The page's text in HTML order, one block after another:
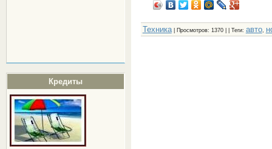
Кредиты
Техника| Просмотров: 1370 | | Теги: авто,